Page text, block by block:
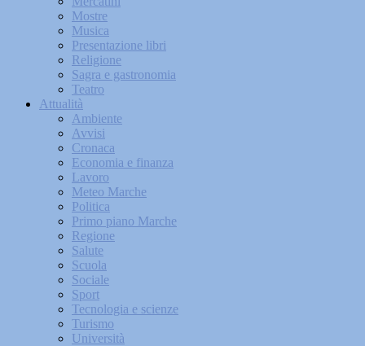
Mostre
Musica
Presentazione libri
Religione
Sagra e gastronomia
Teatro
Attualità
Ambiente
Avvisi
Cronaca
Economia e finanza
Lavoro
Meteo Marche
Politica
Primo piano Marche
Regione
Salute
Scuola
Sociale
Sport
Tecnologia e scienze
Turismo
Università